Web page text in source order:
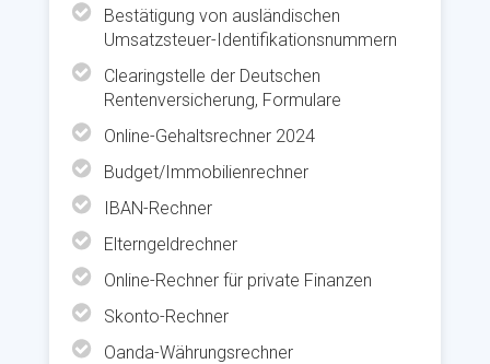
Bestätigung von ausländischen
Umsatzsteuer-Identifikationsnummern
Clearingstelle der Deutschen
Rentenversicherung, Formulare
Online-Gehaltsrechner 2024
Budget/Immobilienrechner
IBAN-Rechner
Elterngeldrechner
Online-Rechner für private Finanzen
Skonto-Rechner
Oanda-Währungsrechner